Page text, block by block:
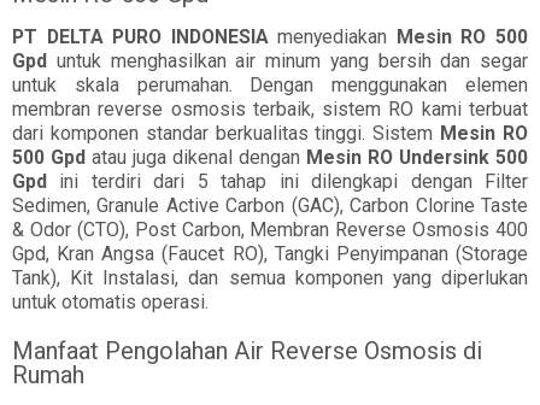
PT DELTA PURO INDONESIAmenyediakan
Mesin RO 500
Gpd untuk menghasilkan air minum yang bersih dan segar
untuk skala perumahan. Dengan menggunakan elemen
membran reverse osmosis terbaik, sistem RO kami terbuat
dari komponen standar berkualitas tinggi. Sistem Mesin RO
500 Gpd atau juga dikenal dengan Mesin RO Undersink 500
Gpd
ini terdiri dari 5 tahap ini dilengkapi dengan Filter
Sedimen, Granule Active Carbon (GAC), Carbon Clorine Taste
& Odor (CTO), Post Carbon, Membran Reverse Osmosis 400
Gpd, Kran Angsa (Faucet RO), Tangki Penyimpanan (Storage
Tank), Kit Instalasi, dan semua komponen yang diperlukan
untuk otomatis operasi.
Manfaat Pengolahan Air Reverse Osmosis di
Rumah